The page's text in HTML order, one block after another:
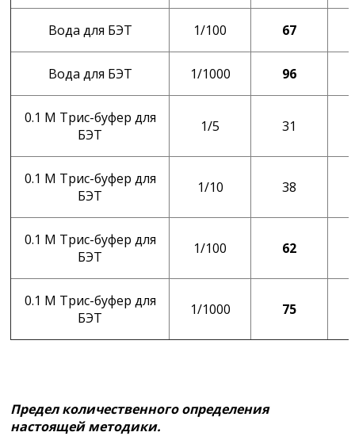
Вода для БЭТ 1/100 67
Вода для БЭТ 1/1000 96
0.1 М Трис-буфер для
БЭТ
1/5 31
0.1 М Трис-буфер для
БЭТ
1/10 38
0.1 М Трис-буфер для
БЭТ
1/100 62
0.1 М Трис-буфер для
БЭТ
1/1000 75
Предел количественного определения
настоящей методики.